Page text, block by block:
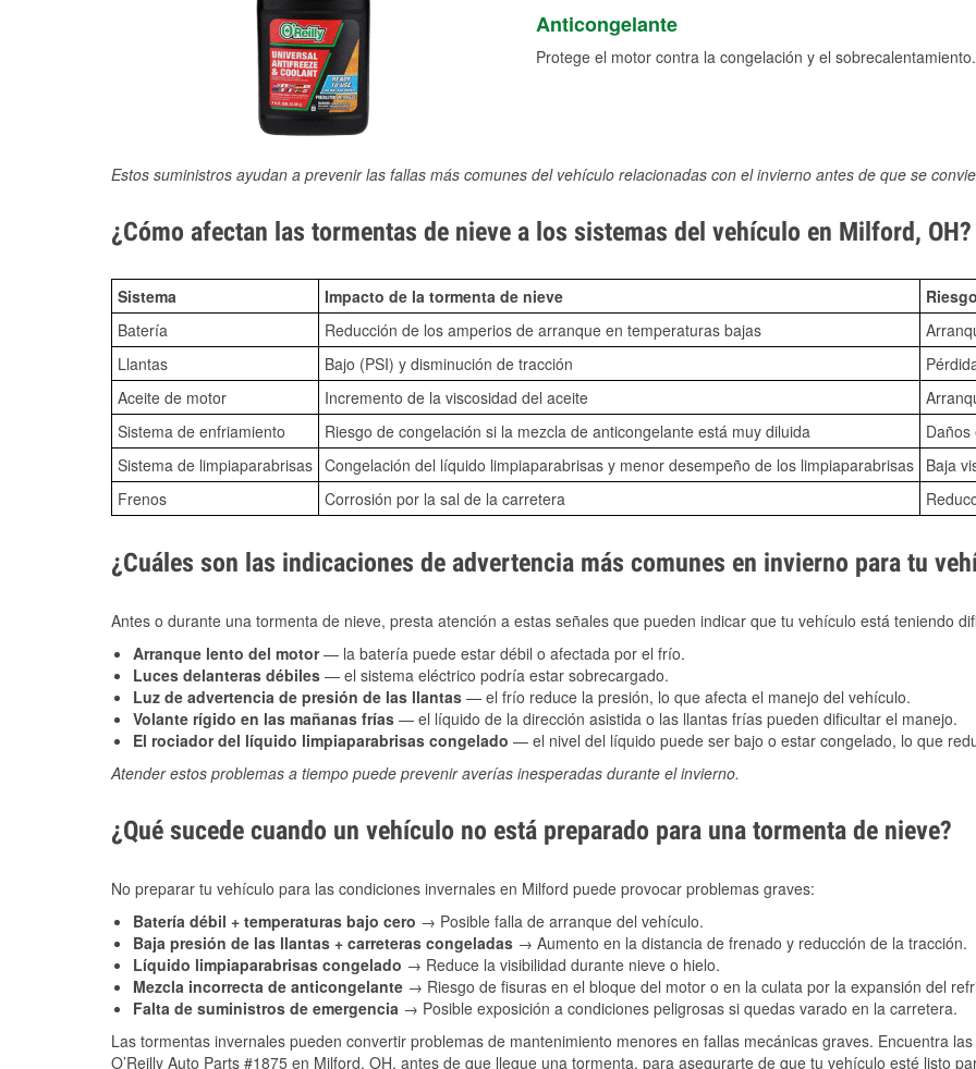
Anticongelante
Protege el motor contra la congelación y el sobrecalentamiento.
Estos suministros ayudan a prevenir las fallas más comunes del vehículo relacionadas con el invierno antes de que se
¿Cómo afectan las tormentas de nieve a los sistemas del vehículo en Milford, OH?
Sistema Impacto de la tormenta de nieve
Batería
Reducción de los amperios de arranque en temperaturas bajas
Llantas
Bajo (PSI) y disminución de tracción
Aceite de motor
Incremento de la viscosidad del aceite
Sistema de enfriamiento
Riesgo de congelación si la mezcla de anticongelante está muy diluida
Sistema de limpiaparabrisas Congelación del líquido limpiaparabrisas y menor desempeño de los limpiaparabrisas Baja
Frenos
Corrosión por la sal de la carretera
¿Cuáles son las indicaciones de advertencia más comunes en invierno para tu
Antes o durante una tormenta de nieve, presta atención a estas señales que pueden indicar que tu vehículo está teniendo
Arranque lento del motor— la batería puede estar débil o afectada por el frío.
Luces delanteras débiles — el sistema eléctrico podría estar sobrecargado.
Luz de advertencia de presión de las llantas — el frío reduce la presión, lo que afecta el manejo del vehículo.
Volante rígido en las mañanas frías — el líquido de la dirección asistida o las llantas frías pueden dificultar el manejo.
El rociador del líquido limpiaparabrisas congelado — el nivel del líquido puede ser bajo o estar congelado, lo que
Atender estos problemas a tiempo puede prevenir averías inesperadas durante el invierno.
¿Qué sucede cuando un vehículo no está preparado para una tormenta de nieve?
No preparar tu vehículo para las condiciones invernales en Milford puede provocar problemas graves:
Batería débil + temperaturas bajo cero → Posible falla de arranque del vehículo.
Baja presión de las llantas + carreteras congeladas → Aumento en la distancia de frenado y reducción de la tracción.
Líquido limpiaparabrisas congelado → Reduce la visibilidad durante nieve o hielo.
Mezcla incorrecta de anticongelante → Riesgo de fisuras en el bloque del motor o en la culata por la expansión del
Falta de suministros de emergencia → Posible exposición a condiciones peligrosas si quedas varado en la carretera.
Las tormentas invernales pueden convertir problemas de mantenimiento menores en fallas mecánicas graves. Encuentra
O’Reilly Auto Parts #1875 en Milford, OH, antes de que llegue una tormenta, para asegurarte de que tu vehículo esté listo